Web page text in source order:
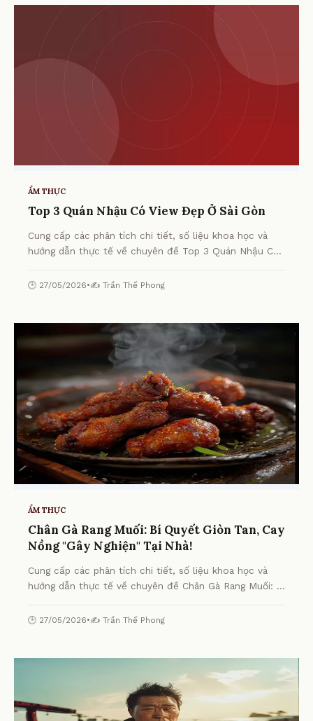
ẨM THỰC
Top 3 Quán Nhậu Có View Đẹp Ở Sài Gòn
Cung cấp các phân tích chi tiết, số liệu khoa học và
hướng dẫn thực tế về chuyên đề Top 3 Quán Nhậu Có
🕒 27/05/2026•✍️ Trần Thế Phong
ẨM THỰC
Chân Gà Rang Muối: Bí Quyết Giòn Tan, Cay
Nồng "Gây Nghiện" Tại Nhà!
Cung cấp các phân tích chi tiết, số liệu khoa học và
hướng dẫn thực tế về chuyên đề Chân Gà Rang Muối: Bí
chuyên gia.
🕒 27/05/2026•✍️ Trần Thế Phong